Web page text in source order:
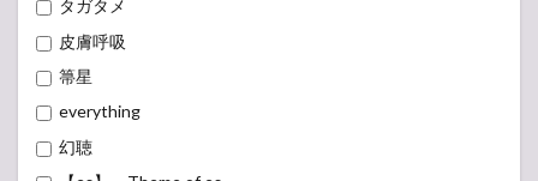
タガタメ
皮膚呼吸
箒星
everything
幻聴